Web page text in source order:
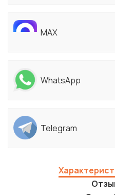
MAX
WhatsApp
Telegram